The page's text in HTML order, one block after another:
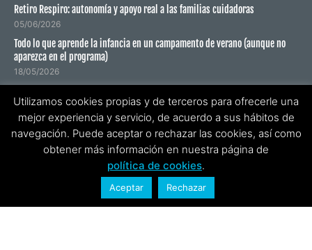
Retiro Respiro: autonomía y apoyo real a las familias cuidadoras
05/06/2026
Todo lo que aprende la infancia en un campamento de verano (aunque no
aparezca en el programa)
18/05/2026
SUSCRÍBETE A NUESTRO NEWSLETTER
He leído y acepto lapolítica de privacidad
ENVIAR
Utilizamos cookies propias y de terceros para ofrecerle una
mejor experiencia y servicio, de acuerdo a sus hábitos de
navegación. Puede aceptar o rechazar las cookies, así como
obtener más información en nuestra página de
política de cookies.
Aceptar Rechazar